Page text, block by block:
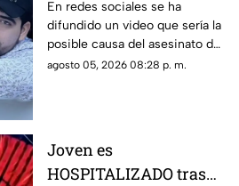
Revelan VIDEO que
podría ser la causa del
asesinato de César
Gastélum
En redes sociales se ha
difundido un video que sería la
posible causa del asesinato del
influencer César Gastélum,
agosto 05, 2026 08:28 p. m.
Joven es
HOSPITALIZADO tras